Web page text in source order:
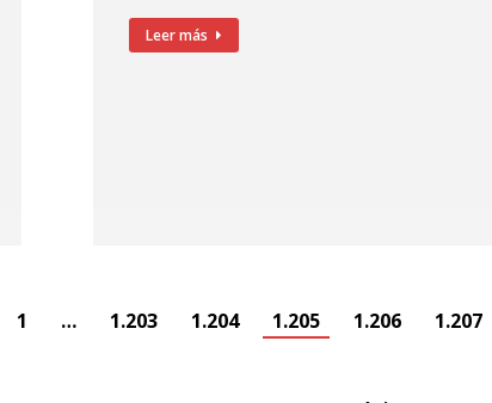
Leer más
1 … 1.203 1.204 1.205 1.206 1.207